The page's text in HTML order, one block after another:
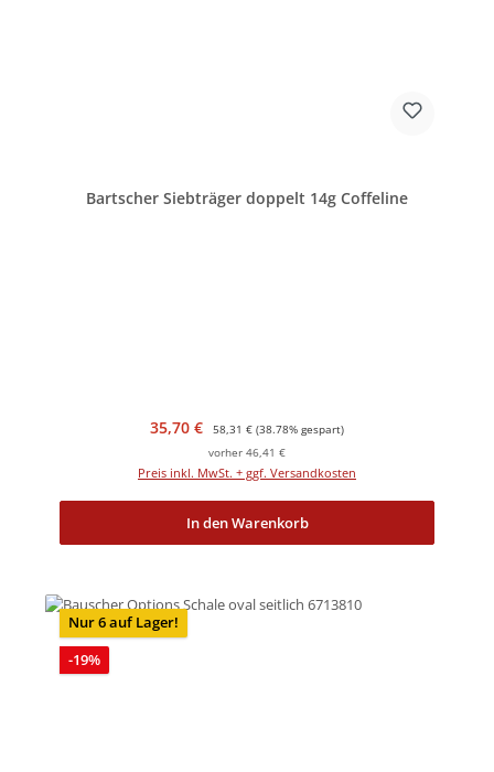
Bartscher Siebträger doppelt 14g Coffeline
Verkaufspreis:
35,70 € Regulärer Preis:
58,31 € (38.78% gespart)
vorher 46,41 €
Preis inkl. MwSt. + ggf. Versandkosten
In den Warenkorb
Nur 6 auf Lager!
-19%Rabatt